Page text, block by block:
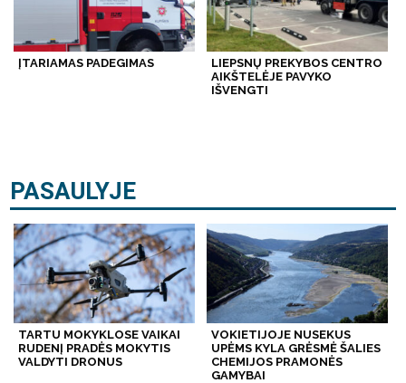
ĮTARIAMAS PADEGIMAS
LIEPSNŲ PREKYBOS CENTRO
AIKŠTELĖJE PAVYKO
IŠVENGTI
PASAULYJE
TARTU MOKYKLOSE VAIKAI
RUDENĮ PRADĖS MOKYTIS
VALDYTI DRONUS
VOKIETIJOJE NUSEKUS
UPĖMS KYLA GRĖSMĖ ŠALIES
CHEMIJOS PRAMONĖS
GAMYBAI